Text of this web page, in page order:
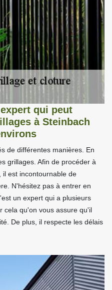
qui peut
à Steinbach
de différentes manières. En
grillages. Afin de procéder à
il est incontournable de
N'hésitez pas à entrer en
un expert qui a plusieurs
cela qu'on vous assure qu'il
De plus, il respecte les délais